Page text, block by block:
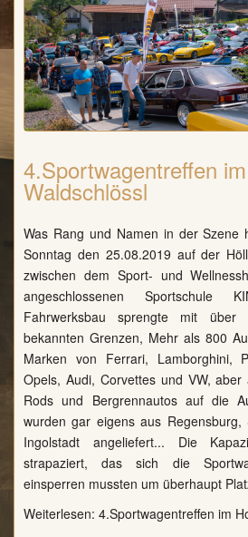
4.Sportwagentreffen
Waldschlössl
Was Rang und Namen in der Szene
Sonntag den 25.08.2019 auf der
zwischen dem Sport- und
angeschlossenen Sportschule
Fahrwerksbau sprengte mit über
bekannten Grenzen, Mehr als 800
Marken von Ferrari, Lamborghini,
Opels, Audi, Corvettes und VW,
Rods und Bergrennautos auf die
wurden gar eigens aus Regensburg,
Ingolstadt angeliefert... Die
strapaziert, das sich die
einsperren mussten um überhaupt
Weiterlesen: 4.Sportwagentreffen im